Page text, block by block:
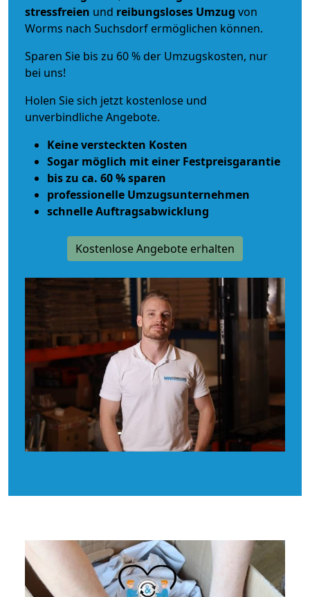
stressfreien und reibungsloses Umzug von
Worms nach Suchsdorf ermöglichen können.
Sparen Sie bis zu 60 % der Umzugskosten, nur
bei uns!
Holen Sie sich jetzt kostenlose und
unverbindliche Angebote.
Keine versteckten Kosten
Sogar möglich mit einer Festpreisgarantie
bis zu ca. 60 % sparen
professionelle Umzugsunternehmen
schnelle Auftragsabwicklung
Kostenlose Angebote erhalten